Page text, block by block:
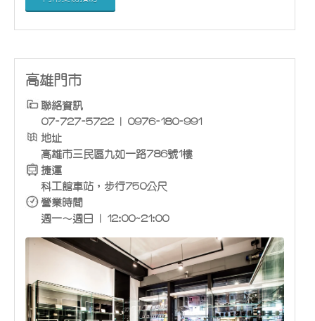
高雄門市
聯絡資訊
07-727-5722 | 0976-180-991
地址
高雄市三民區九如一路786號1樓
捷運
科工館車站，步行750公尺
營業時間
週一～週日 | 12:00~21:00